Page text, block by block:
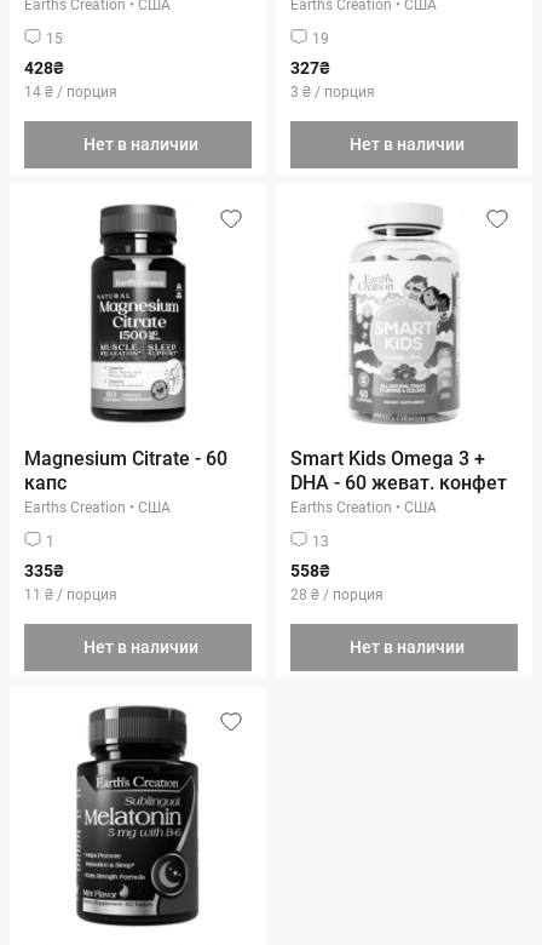
15
428₴
14 ₴ / порция
Нет в наличии
19
327₴
3 ₴ / порция
Нет в наличии
Magnesium Citrate - 60
капс
Earths Creation • США
1
335₴
11 ₴ / порция
Нет в наличии
Smart Kids Omega 3 +
DHA - 60 жеват. конфет
Earths Creation • США
13
558₴
28 ₴ / порция
Нет в наличии